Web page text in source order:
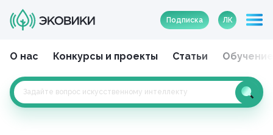
Подписка ЛК
О нас Конкурсы и проекты Статьи Обучение